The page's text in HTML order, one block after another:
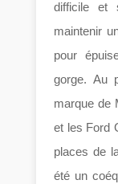
difficile et
maintenir
pour
gorge. Au
marque de
et les Ford
places de
été un